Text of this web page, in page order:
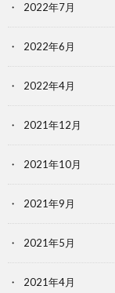
2022年7月
2022年6月
2022年4月
2021年12月
2021年10月
2021年9月
2021年5月
2021年4月